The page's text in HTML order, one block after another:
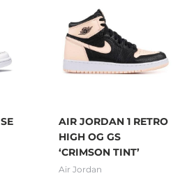
AIR JORDAN 1 RETRO
HIGH OG GS
‘CRIMSON TINT’
Air Jordan